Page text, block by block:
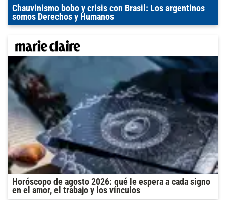
Chauvinismo bobo y crisis con Brasil: Los argentinos
somos Derechos y Humanos
Horóscopo de agosto 2026: qué le espera a cada signo
en el amor, el trabajo y los vínculos